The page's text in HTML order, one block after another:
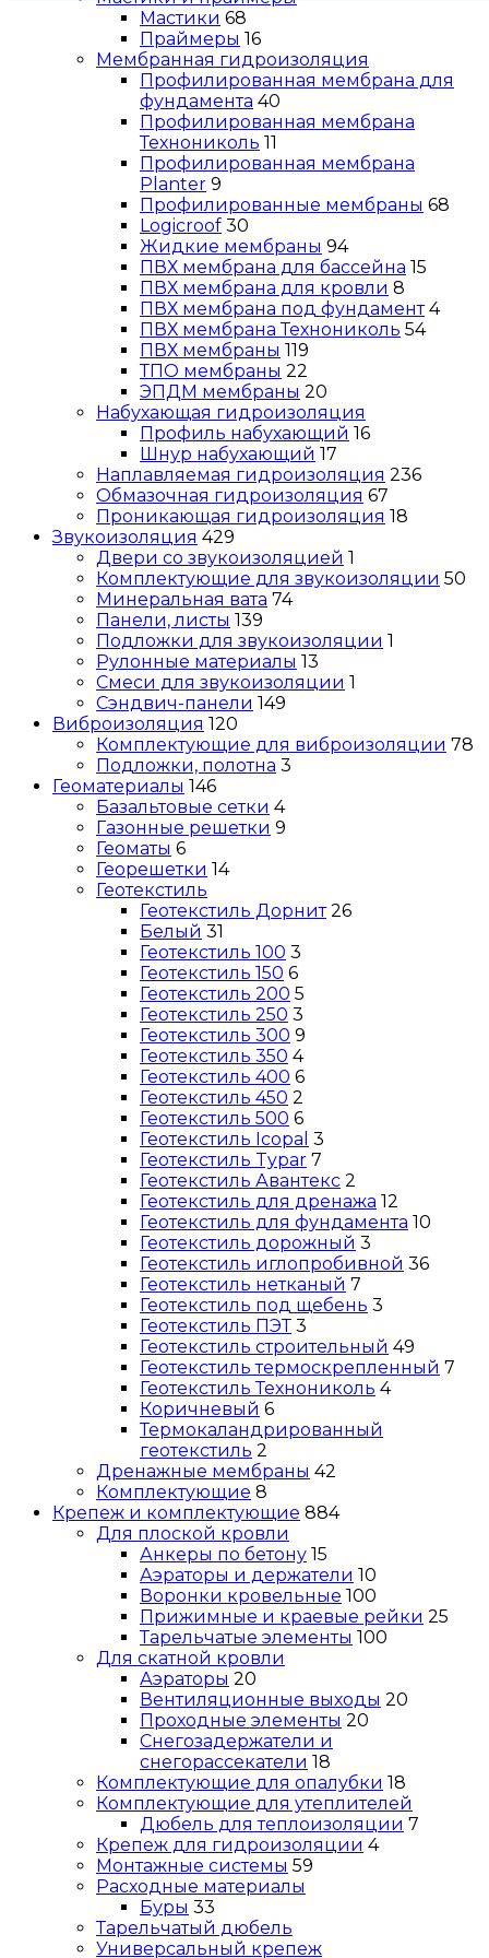
Мастики 68
Праймеры 16
Мембранная гидроизоляция
Профилированная мембрана для
фундамента 40
Профилированная мембрана
Технониколь 11
Профилированная мембрана
Planter 9
Профилированные мембраны 68
Logicroof 30
Жидкие мембраны 94
ПВХ мембрана для бассейна 15
ПВХ мембрана для кровли 8
ПВХ мембрана под фундамент 4
ПВХ мембрана Технониколь 54
ПВХ мембраны 119
ТПО мембраны 22
ЭПДМ мембраны 20
Набухающая гидроизоляция
Профиль набухающий 16
Шнур набухающий 17
Наплавляемая гидроизоляция 236
Обмазочная гидроизоляция 67
Проникающая гидроизоляция 18
Звукоизоляция 429
Двери со звукоизоляцией 1
Комплектующие для звукоизоляции 50
Минеральная вата 74
Панели, листы 139
Подложки для звукоизоляции 1
Рулонные материалы 13
Смеси для звукоизоляции 1
Сэндвич-панели 149
Виброизоляция 120
Комплектующие для виброизоляции 78
Подложки, полотна 3
Геоматериалы 146
Базальтовые сетки 4
Газонные решетки 9
Геоматы 6
Георешетки 14
Геотекстиль
Геотекстиль Дорнит 26
Белый 31
Геотекстиль 100 3
Геотекстиль 150 6
Геотекстиль 200 5
Геотекстиль 250 3
Геотекстиль 300 9
Геотекстиль 350 4
Геотекстиль 400 6
Геотекстиль 450 2
Геотекстиль 500 6
Геотекстиль Icopal 3
Геотекстиль Typar 7
Геотекстиль Авантекс 2
Геотекстиль для дренажа 12
Геотекстиль для фундамента 10
Геотекстиль дорожный 3
Геотекстиль иглопробивной 36
Геотекстиль нетканый 7
Геотекстиль под щебень 3
Геотекстиль ПЭТ 3
Геотекстиль строительный 49
Геотекстиль термоскрепленный 7
Геотекстиль Технониколь 4
Коричневый 6
Термокаландрированный
геотекстиль 2
Дренажные мембраны 42
Комплектующие 8
Крепеж и комплектующие 884
Для плоской кровли
Анкеры по бетону 15
Аэраторы и держатели 10
Воронки кровельные 100
Прижимные и краевые рейки 25
Тарельчатые элементы 100
Для скатной кровли
Аэраторы 20
Вентиляционные выходы 20
Проходные элементы 20
Снегозадержатели и
снегорассекатели 18
Комплектующие для опалубки 18
Комплектующие для утеплителей
Дюбель для теплоизоляции 7
Крепеж для гидроизоляции 4
Монтажные системы 59
Расходные материалы
Буры 33
Тарельчатый дюбель
Универсальный крепеж